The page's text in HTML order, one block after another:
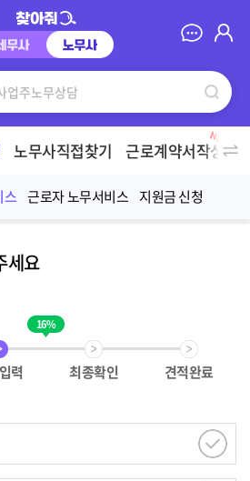
찾아줘노무사
노무사직접찾기 근로계약서작성
NEW
스 근로자 노무서비스 지원금 신청
세요
력 최종확인 견적완료